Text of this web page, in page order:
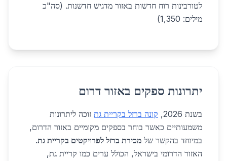
לטורבינות רוח חדשות באזור מדגיש חדשנות. (סה"כ
מילים: 1,350)
יתרונות ספקים באזור דרום
בשנת 2026, קונה ברזל בקריית גת זוכה ליתרונות
משמעותיים כאשר בוחר בספקים מקומיים באזור הדרום,
במיוחד בהקשר של מכירת ברזל לפרויקטים בקריית גת.
האזור הדרומי בישראל, הכולל ערים כמו קריית גת,